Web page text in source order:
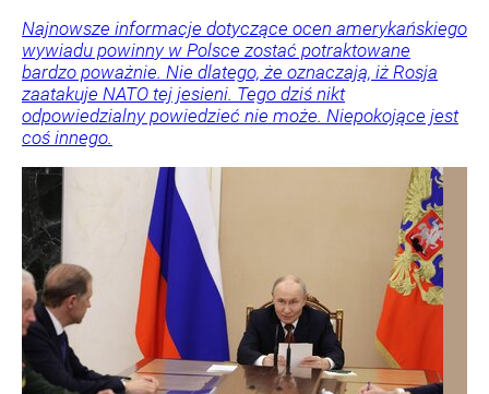
Najnowsze informacje dotyczące ocen amerykańskiego
wywiadu powinny w Polsce zostać potraktowane
bardzo poważnie. Nie dlatego, że oznaczają, iż Rosja
zaatakuje NATO tej jesieni. Tego dziś nikt
odpowiedzialny powiedzieć nie może. Niepokojące jest
coś innego.